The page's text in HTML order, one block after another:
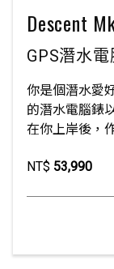
Descent
GPS潛水電
你是個潛水愛
的潛水電腦錶
在你上岸後，
NT$ 53,990